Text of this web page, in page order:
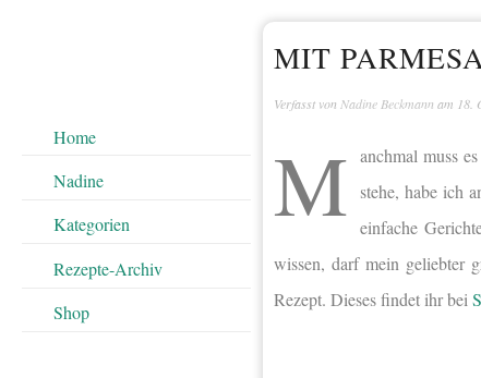
Home
Nadine
Kategorien
Rezepte-Archiv
Shop
MIT
Verfasst von Nadine Beckmann am 18.
M anchmal muss
stehe, habe ich
einfache
wissen, darf mein geliebter
Rezept. Dieses findet ihr bei